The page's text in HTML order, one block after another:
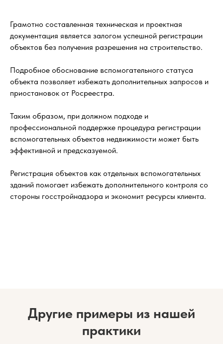
Грамотно составленная техническая и проектная
документация является залогом успешной регистрации
объектов без получения разрешения на строительство.
Подробное обоснование вспомогательного статуса
объекта позволяет избежать дополнительных запросов и
приостановок от Росреестра.
Таким образом, при должном подходе и
профессиональной поддержке процедура регистрации
вспомогательных объектов недвижимости может быть
эффективной и предсказуемой.
Регистрация объектов как отдельных вспомогательных
зданий помогает избежать дополнительного контроля со
стороны госстройнадзора и экономит ресурсы клиента.
Другие примеры из нашей
практики